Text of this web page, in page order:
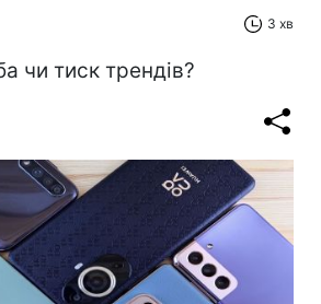
3 хв
чи тиск трендів?